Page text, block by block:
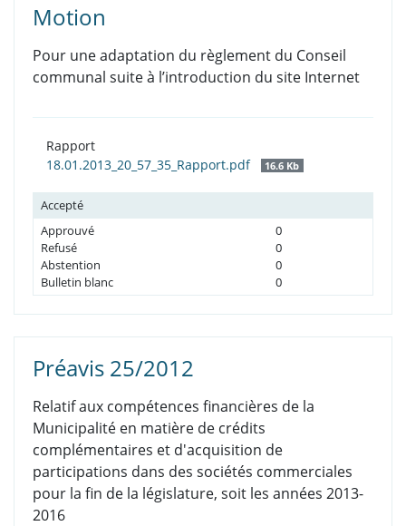
Motion
Pour une adaptation du règlement du Conseil
communal suite à l’introduction du site Internet
Rapport
18.01.2013_20_57_35_Rapport.pdf
16.6 Kb
Accepté
Approuvé
0
Refusé
0
Abstention
0
Bulletin blanc
0
Préavis 25/2012
Relatif aux compétences financières de la
Municipalité en matière de crédits
complémentaires et d'acquisition de
participations dans des sociétés commerciales
pour la fin de la législature, soit les années 2013-
2016